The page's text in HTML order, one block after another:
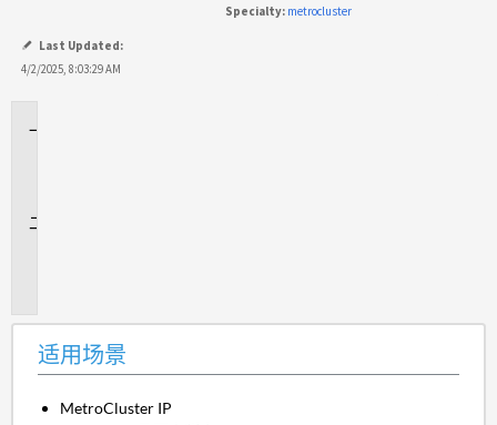
Specialty: metrocluster
Last Updated:
4/2/2025, 8:03:29 AM
适用场景
MetroCluster IP